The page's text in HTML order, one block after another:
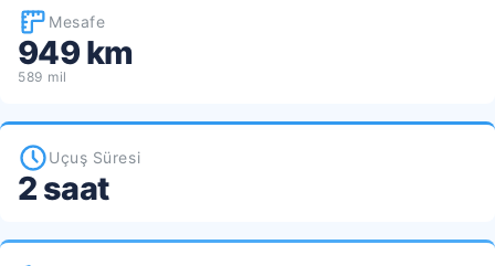
Mesafe
949 km
589 mil
Uçuş Süresi
2 saat